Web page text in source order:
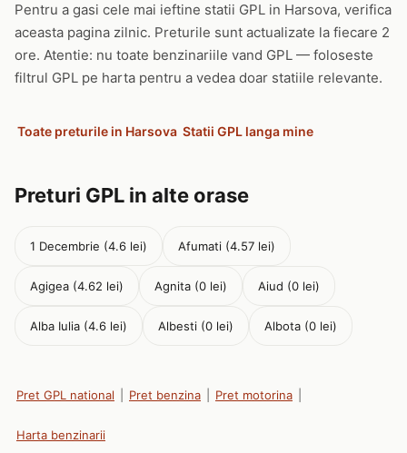
Pentru a gasi cele mai ieftine statii GPL in Harsova, verifica
aceasta pagina zilnic. Preturile sunt actualizate la fiecare 2
ore. Atentie: nu toate benzinariile vand GPL — foloseste
filtrul GPL pe harta pentru a vedea doar statiile relevante.
Toate preturile in Harsova Statii GPL langa mine
Preturi GPL in alte orase
1 Decembrie (4.6 lei) Afumati (4.57 lei)
Agigea (4.62 lei) Agnita (0 lei) Aiud (0 lei)
Alba Iulia (4.6 lei) Albesti (0 lei) Albota (0 lei)
Pret GPL national Pret benzina Pret motorina
Harta benzinarii